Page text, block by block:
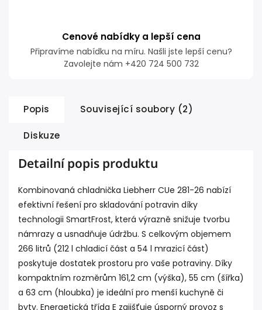
Cenové nabídky a lepší cena
Připravíme nabídku na míru. Našli jste lepší cenu?
Zavolejte nám +420 724 500 732
Popis Související soubory (2)
Diskuze
Detailní popis produktu
Kombinovaná chladnička Liebherr CUe 281-26 nabízí
efektivní řešení pro skladování potravin díky
technologii SmartFrost, která výrazně snižuje tvorbu
námrazy a usnadňuje údržbu. S celkovým objemem
266 litrů (212 l chladicí část a 54 l mrazicí část)
poskytuje dostatek prostoru pro vaše potraviny. Díky
kompaktním rozměrům 161,2 cm (výška), 55 cm (šířka)
a 63 cm (hloubka) je ideální pro menší kuchyně či
byty. Energetická třída E zajišťuje úsporný provoz s